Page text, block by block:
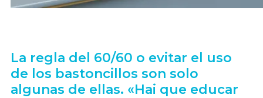
La regla del 60/60 o evitar el uso
de los bastoncillos son solo
algunas de ellas. «Hai que educar